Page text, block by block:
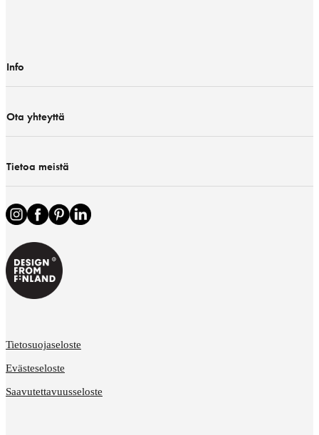
Info
Ota yhteyttä
Tietoa meistä
Tietosuojaseloste
Evästeseloste
Saavutettavuusseloste